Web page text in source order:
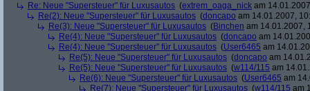
Re: Neue "Supersteuer" für Luxusautos (extrem_oaga_nick am
Re(2): Neue "Supersteuer" für Luxusautos (doncapo am 14.01.2007,
Re(3): Neue "Supersteuer" für Luxusautos (Binchen am 14.01.2007,
Re(4): Neue "Supersteuer" für Luxusautos (doncapo am
Re(4): Neue "Supersteuer" für Luxusautos (User6465 am
Re(5): Neue "Supersteuer" für Luxusautos (doncapo am
Re(5): Neue "Supersteuer" für Luxusautos (w114/115 am
Re(6): Neue "Supersteuer" für Luxusautos (User6465 am
Re(7): Neue "Supersteuer" für Luxusautos (w114/115 am